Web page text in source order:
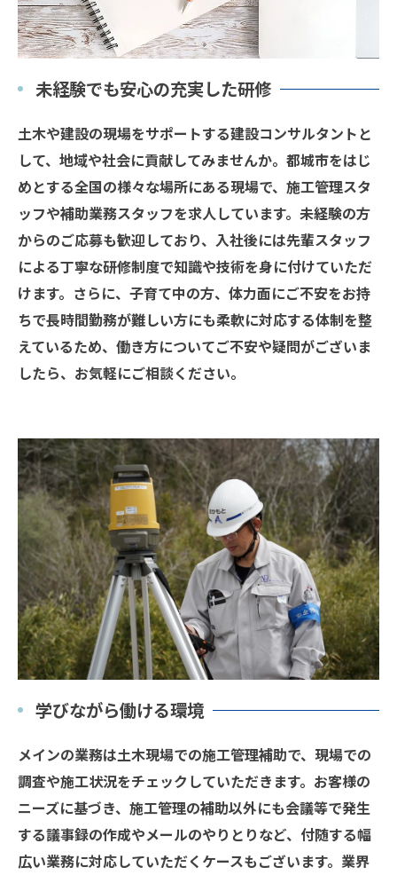
未経験でも安心の充実した研修
土木や建設の現場をサポートする建設コンサルタントと
して、地域や社会に貢献してみませんか。都城市をはじ
めとする全国の様々な場所にある現場で、施工管理スタ
ッフや補助業務スタッフを求人しています。未経験の方
からのご応募も歓迎しており、入社後には先輩スタッフ
による丁寧な研修制度で知識や技術を身に付けていただ
けます。さらに、子育て中の方、体力面にご不安をお持
ちで長時間勤務が難しい方にも柔軟に対応する体制を整
えているため、働き方についてご不安や疑問がございま
したら、お気軽にご相談ください。
学びながら働ける環境
メインの業務は土木現場での施工管理補助で、現場での
調査や施工状況をチェックしていただきます。お客様の
ニーズに基づき、施工管理の補助以外にも会議等で発生
する議事録の作成やメールのやりとりなど、付随する幅
広い業務に対応していただくケースもございます。業界